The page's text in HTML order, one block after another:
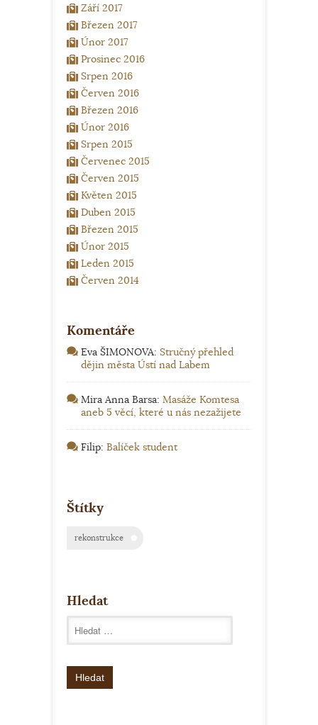
Září 2017
Březen 2017
Únor 2017
Prosinec 2016
Srpen 2016
Červen 2016
Březen 2016
Únor 2016
Srpen 2015
Červenec 2015
Červen 2015
Květen 2015
Duben 2015
Březen 2015
Únor 2015
Leden 2015
Červen 2014
Komentáře
Eva ŠIMONOVA: Stručný přehled
dějin města Ústí nad Labem
Mira Anna Barsa: Masáže Komtesa
aneb 5 věcí, které u nás nezažijete
Filip: Balíček student
Štítky
rekonstrukce
Hledat